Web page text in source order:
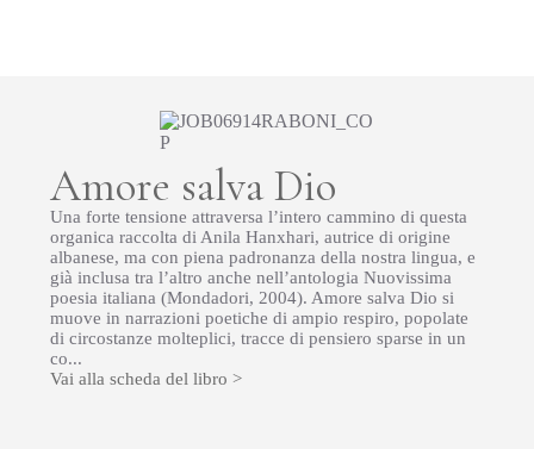
Amore salva Dio
Una forte tensione attraversa l’intero cammino di questa
organica raccolta di Anila Hanxhari, autrice di origine
albanese, ma con piena padronanza della nostra lingua, e
già inclusa tra l’altro anche nell’antologia Nuovissima
poesia italiana (Mondadori, 2004). Amore salva Dio si
muove in narrazioni poetiche di ampio respiro, popolate
di circostanze molteplici, tracce di pensiero sparse in un
co...
Vai alla scheda del libro >